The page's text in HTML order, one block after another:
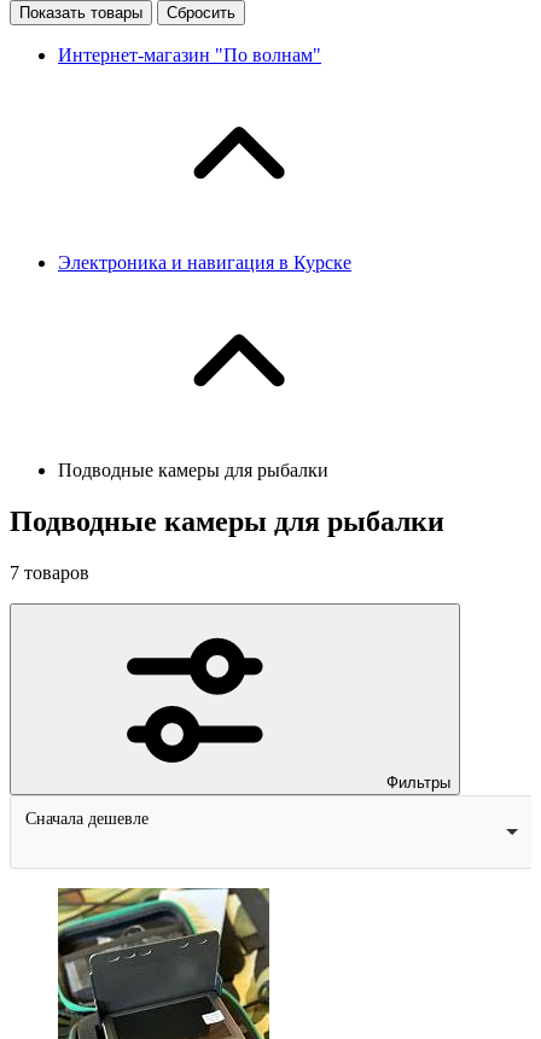
Показать товары Сбросить
Интернет-магазин "По волнам"
Электроника и навигация в Курске
Подводные камеры для рыбалки
Подводные камеры для рыбалки
7 товаров
Фильтры
Сначала дешевле